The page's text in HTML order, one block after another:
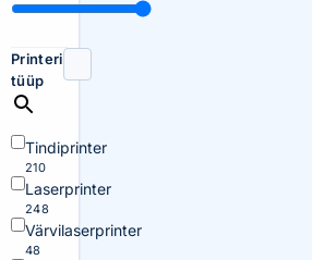
Printeri
tüüp
Tindiprinter
210
Laserprinter
248
Värvilaserprinter
48